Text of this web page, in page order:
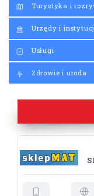
Turystyka i
Urzędy i
Usługi
Zdrowie i uroda